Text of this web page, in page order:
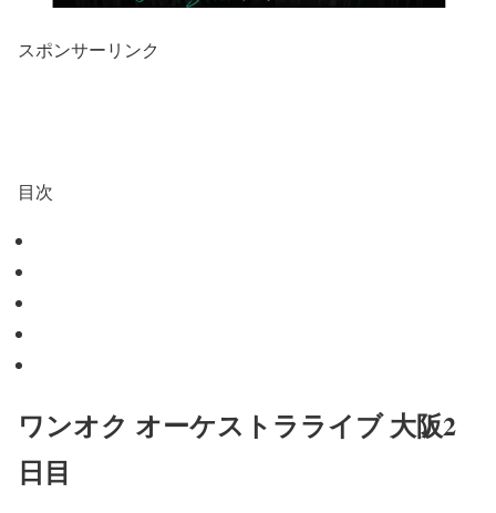
スポンサーリンク
目次
ワンオク オーケストラライブ 大阪2
日目